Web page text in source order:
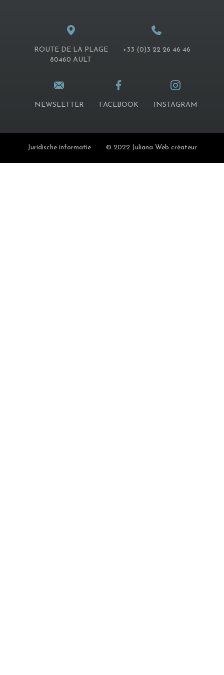
ROUTE DE LA PLAGE
80460 AULT
+33 (0)3 22 26 46 46
NEWSLETTER FACEBOOK INSTAGRAM
Juridische informatie © 2022 Juliana Web créateur